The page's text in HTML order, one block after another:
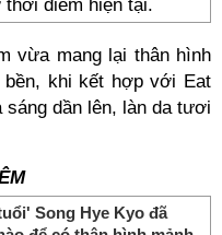
thời điểm hiện tại.
vừa mang lại thân hình
khi kết hợp với Eat
dần lên, làn da tươi
Song Hye Kyo đã